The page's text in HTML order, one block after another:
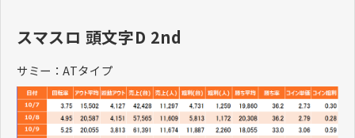
スマスロ 頭文字D 2nd
サミー：ATタイプ